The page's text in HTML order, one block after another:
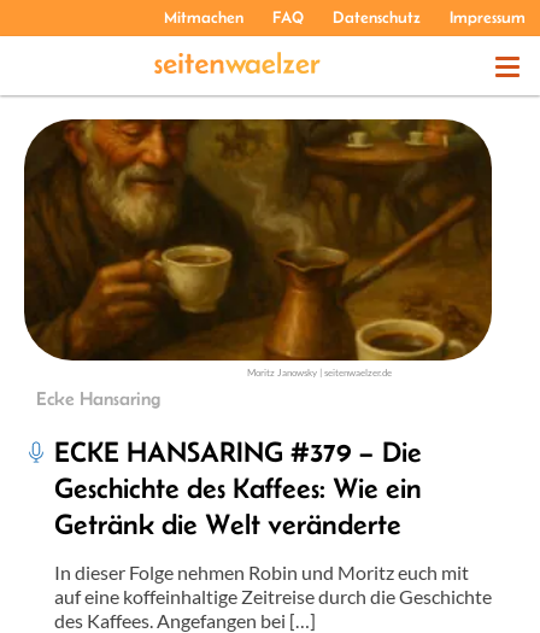
Mitmachen FAQ Datenschutz Impressum
THEMEN
PODCASTS
ÜBER UNS
Moritz Janowsky | seitenwaelzer.de
Ecke Hansaring
ECKE HANSARING #379 – Die
Geschichte des Kaffees: Wie ein
Getränk die Welt veränderte
In dieser Folge nehmen Robin und Moritz euch mit
auf eine koffeinhaltige Zeitreise durch die Geschichte
des Kaffees. Angefangen bei […]